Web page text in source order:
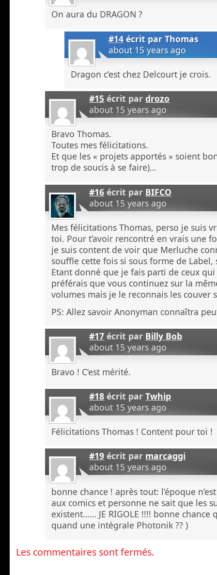
On aura du DRAGON ?
#14écrit parThomas
about 15 years ago
Dragon c’est chez Delcourt je crois.
#15 écrit pardrozo
about 15 years ago
Bravo Thomas.
Toutes mes félicitations.
Et que les « projets apportés » soient
trop de soucis à se faire)…
#16 écrit par BIFCO
about 15 years ago
Mes félicitations Thomas, perso je suis
toi. Pour t’avoir rencontré en vrais une
je suis content de voir que Merluche
souffle cette fois si sous forme de Label,
Etant donné que je fais parti de ceux
préférais que vous continuez sur la
volumes mais je le reconnais les
PS: Allez savoir Anonyman connaîtra
#17 écrit par Billy Bob
about 15 years ago
Bravo ! C’est mérité.
#18 écrit parTwhip
about 15 years ago
Félicitations Thomas ! Content pour toi !
#19 écrit par marcaggi
about 15 years ago
bonne chance ! après tout: l’époque
aux comics et personne ne sait que les
existent…… JE RIGOLE !!!! bonne chance
quand une intégrale Photonik ?? )
Les commentaires sont fermés.